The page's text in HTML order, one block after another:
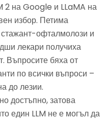
2 на Google и LLaMA на
избор. Петима
офталмолози и
лекари получиха
Въпросите бяха от
по всички въпроси –
до лезии.
достъпно, затова
един LLM не е могъл да